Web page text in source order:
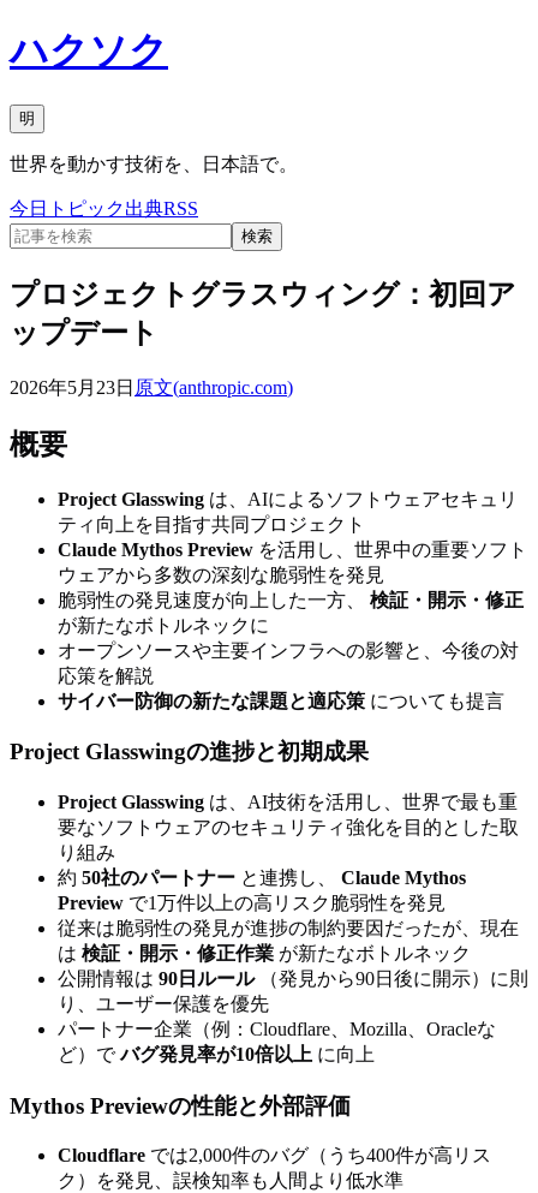
ハクソク
明
世界を動かす技術を、日本語で。
今日 トピック出典RSS
検索
プロジェクトグラスウィング：初回ア
ップデート
2026年5月23日 原文(anthropic.com)
概要
Project Glasswing は、AIによるソフトウェアセキュリ
ティ向上を目指す共同プロジェクト
Claude Mythos Preview を活用し、世界中の重要ソフト
ウェアから多数の深刻な脆弱性を発見
脆弱性の発見速度が向上した一方、 検証・開示・修正
が新たなボトルネックに
オープンソースや主要インフラへの影響と、今後の対
応策を解説
サイバー防御の新たな課題と適応策 についても提言
Project Glasswingの進捗と初期成果
Project Glasswing は、AI技術を活用し、世界で最も重
要なソフトウェアのセキュリティ強化を目的とした取
り組み
約 50社のパートナー と連携し、 Claude Mythos
Preview で1万件以上の高リスク脆弱性を発見
従来は脆弱性の発見が進捗の制約要因だったが、現在
は 検証・開示・修正作業 が新たなボトルネック
公開情報は 90日ルール（発見から90日後に開示）に則
り、ユーザー保護を優先
パートナー企業（例：Cloudflare、Mozilla、Oracleな
ど）でバグ発見率が10倍以上 に向上
Mythos Previewの性能と外部評価
Cloudflare では2,000件のバグ（うち400件が高リス
ク）を発見、誤検知率も人間より低水準